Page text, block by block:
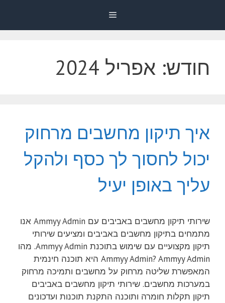
Menu
חודש: אפריל 2024
איך תיקון מחשבים מרחוק
יכול לחסוך לך כסף ולהקל
עליך באופן יעיל
שירותי תיקון מחשבים באביבים עם Ammyy Admin אנו
מתמחים בתיקון מחשבים באביבים ומציעים שירותי
תיקון מקצועיים עם שימוש בתוכנת Ammyy Admin. מהו
Ammyy Admin? Ammyy Admin היא תוכנה חינמית
המאפשרת שליטה מרחוק על מחשבים ותמיכה מרחוק
במערכות מחשבים. שירותי תיקון מחשבים באביבים
תיקון תקלות חומרה ותוכנה התקנת תוכנות ועדכונים